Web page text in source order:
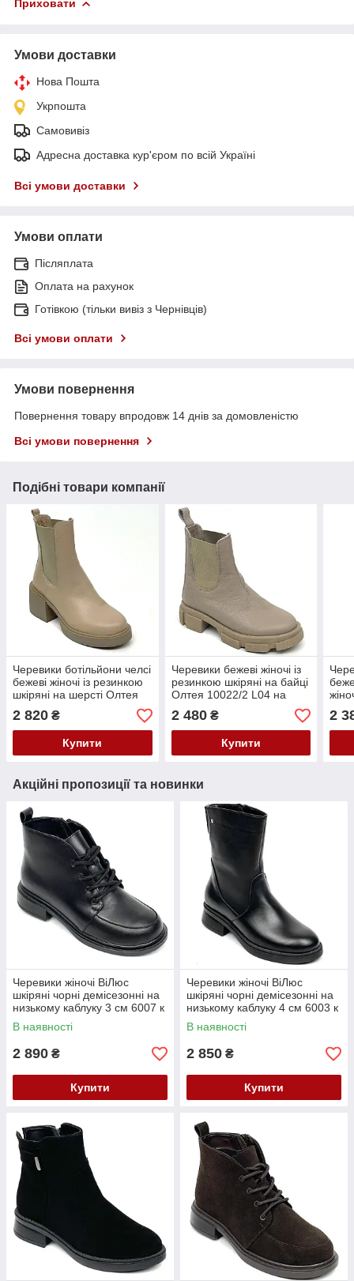
Приховати
Умови доставки
Нова Пошта
Укрпошта
Самовивіз
Адресна доставка кур'єром по всій Україні
Всі умови доставки
Умови оплати
Післяплата
Оплата на рахунок
Готівкою (тільки вивіз з Чернівців)
Всі умови оплати
Умови повернення
Повернення товару впродовж 14 днів за домовленістю
Всі умови повернення
Подібні товари компанії
Черевики ботільйони челсі
бежеві жіночі із резинкою
шкіряні на шерсті Олтея
2 820 ₴
Купити
Черевики бежеві жіночі із
резинкою шкіряні на байці
Олтея 10022/2 L04 на
2 480₴
Купити
2
Акційні пропозиції та новинки
Черевики жіночі ВіЛюс
шкіряні чорні демісезонні на
низькому каблуку 3 см 6007 к
36 Чорні
В наявності
2 890 ₴
Купити
Черевики жіночі ВіЛюс
шкіряні чорні демісезонні на
низькому каблуку 4 см 6003 к
36 Чорні
В наявності
2 850 ₴
Купити